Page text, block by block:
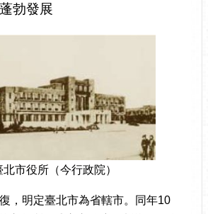
勃發展
市役所（今行政院）
，明定臺北市為省轄市。同年10